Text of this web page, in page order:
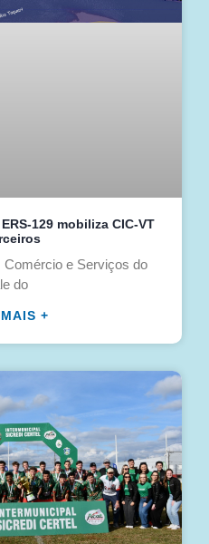
129 mobiliza CIC-VT
Comércio e Serviços do
do
+